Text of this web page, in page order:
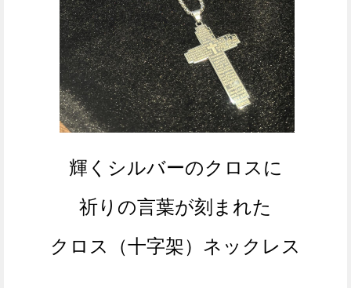
輝くシルバーのクロスに
祈りの言葉が刻まれた
クロス（十字架） ネックレス